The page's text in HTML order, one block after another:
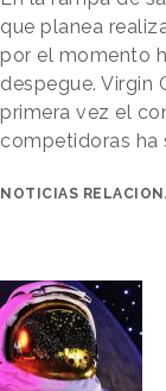
que planea
por el momento
despegue. Virgin
primera vez el
competidoras ha
NOTICIAS